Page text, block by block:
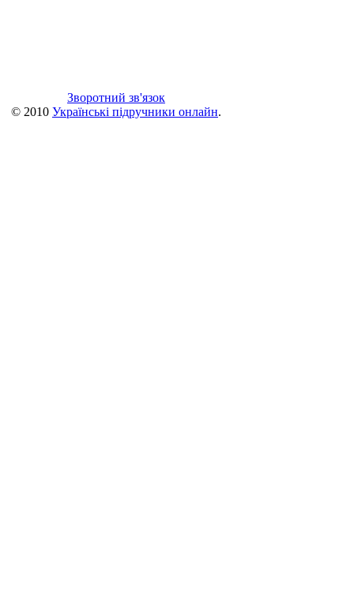
Зворотний зв'язок
© 2010 Українські підручники онлайн.